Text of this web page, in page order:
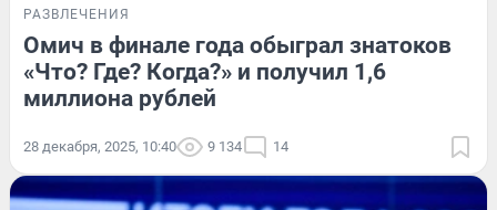
РАЗВЛЕЧЕНИЯ
Омич в финале года обыграл знатоков
«Что? Где? Когда?» и получил 1,6
миллиона рублей
28 декабря, 2025, 10:40 9 134 14